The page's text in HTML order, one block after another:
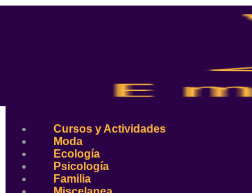
Cursos y Actividades
Moda
Ecología
Psicología
Familia